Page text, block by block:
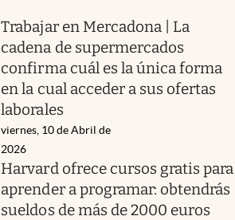
Trabajar en Mercadona | La
cadena de supermercados
confirma cuál es la única forma
en la cual acceder a sus ofertas
laborales
viernes, 10 de Abril de
2026
Harvard ofrece cursos gratis para
aprender a programar: obtendrás
sueldos de más de 2000 euros